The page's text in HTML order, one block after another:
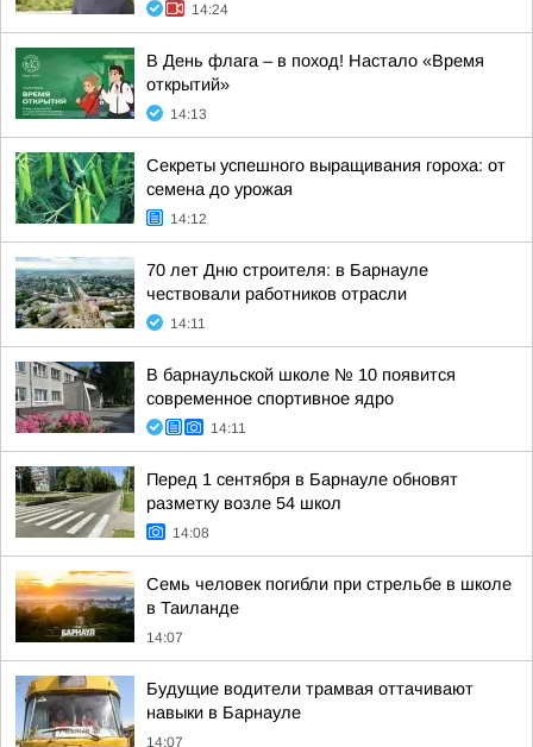
14:24
В День флага – в поход! Настало «Время
открытий»
14:13
Секреты успешного выращивания гороха: от
семена до урожая
14:12
70 лет Дню строителя: в Барнауле
чествовали работников отрасли
14:11
В барнаульской школе № 10 появится
современное спортивное ядро
14:11
Перед 1 сентября в Барнауле обновят
разметку возле 54 школ
14:08
Семь человек погибли при стрельбе в школе
в Таиланде
14:07
Будущие водители трамвая оттачивают
навыки в Барнауле
14:07